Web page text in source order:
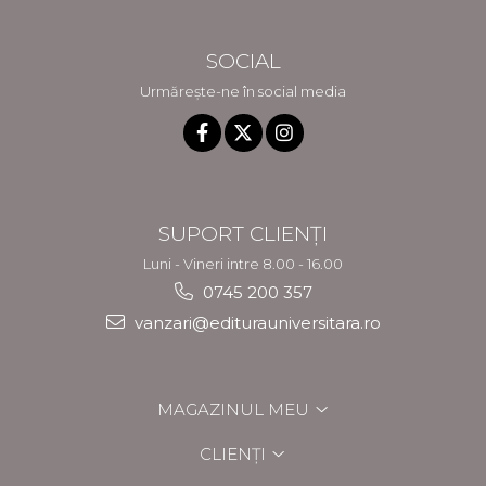
SOCIAL
Urmărește-ne în social media
SUPORT CLIENȚI
Luni - Vineri intre 8.00 - 16.00
0745 200 357
vanzari@editurauniversitara.ro
MAGAZINUL MEU
CLIENȚI